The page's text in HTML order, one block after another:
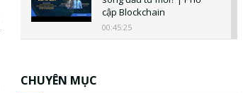
cập Blockchain
00:45:25
CHUYÊN MỤC